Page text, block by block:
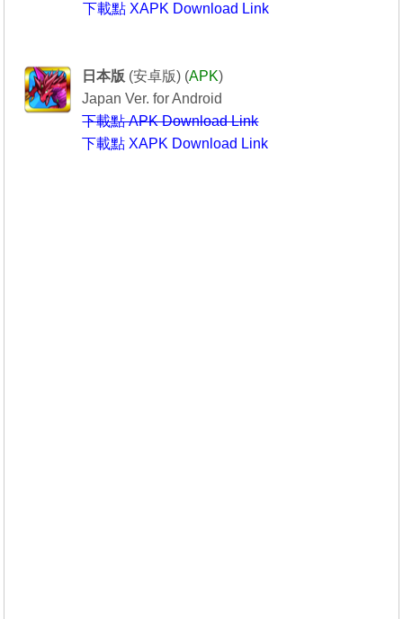
下載點 XAPK Download Link
日本版 (安卓版) (APK)
Japan Ver. for Android
下載點 APK Download Link
下載點 XAPK Download Link